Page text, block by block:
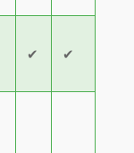
✔ ✔